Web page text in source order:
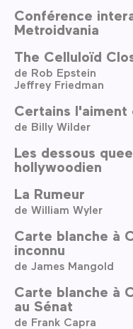
Conférence
Metroidvania
The Celluloïd
de Rob Epstein
Jeffrey Friedman
Certains l'aiment
de Billy Wilder
Les dessous
hollywoodien
La Rumeur
de William Wyler
Carte blanche à
inconnu
de James Mangold
Carte blanche à
au Sénat
de Frank Capra